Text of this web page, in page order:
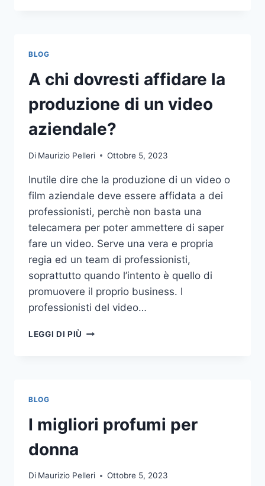
NELLE
SCOMMESSE
SPORTIVE
ONLINE
BLOG
A chi dovresti affidare la
produzione di un video
aziendale?
Di Maurizio Pelleri Ottobre 5, 2023
Inutile dire che la produzione di un video o
film aziendale deve essere affidata a dei
professionisti, perchè non basta una
telecamera per poter ammettere di saper
fare un video. Serve una vera e propria
regia ed un team di professionisti,
soprattutto quando l’intento è quello di
promuovere il proprio business. I
professionisti del video…
LEGGI DI PIÙ
VIDEO
BLOG
I migliori profumi per
donna
Di Maurizio Pelleri Ottobre 5, 2023